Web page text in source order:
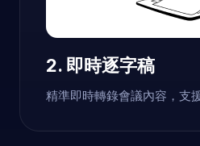
2. 即時逐字稿
精準即時轉錄會議內容，支